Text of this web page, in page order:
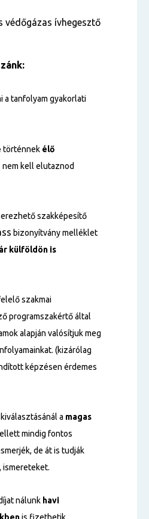
ívhegesztő
a tanfolyam gyakorlati
történnek élő
nem kell elutaznod
szakképesítő
bizonyítvány melléklet
külföldön is
szakmai
programszakértő által
alapján valósítjuk meg
(kizárólag
képzésen érdemes
a magas
mindig fontos
de át is tudják
ismereteket.
nálunk havi